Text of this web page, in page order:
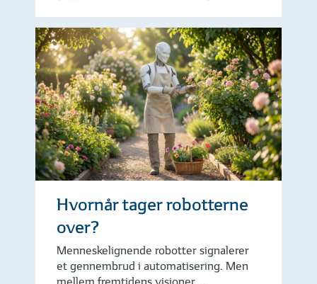
Hvornår tager robotterne
over?
Menneskelignende robotter signalerer
et gennembrud i automatisering. Men